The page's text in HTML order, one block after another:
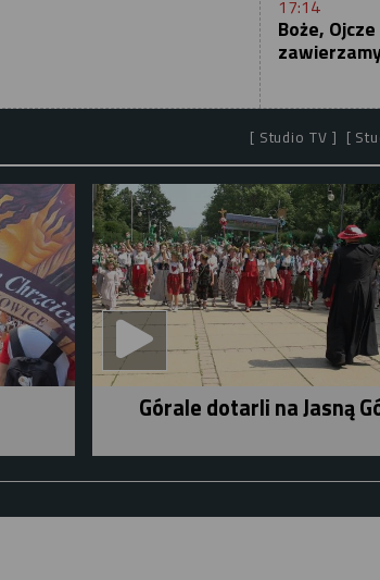
17:14
Boże,
[ Studio TV ] [
Górale dotarli na Jasną